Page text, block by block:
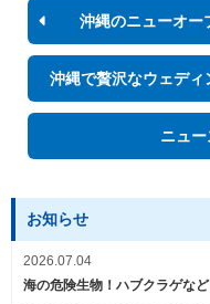
沖縄のニューオー
ニュ
お知らせ
2026.07.04
海の危険生物！ハブクラゲな